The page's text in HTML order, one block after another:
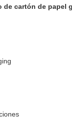
de cartón de papel